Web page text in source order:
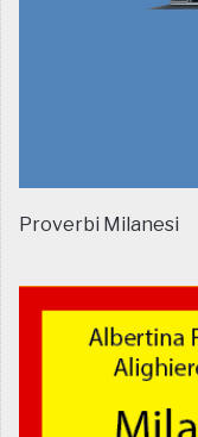
Proverbi Milanesi